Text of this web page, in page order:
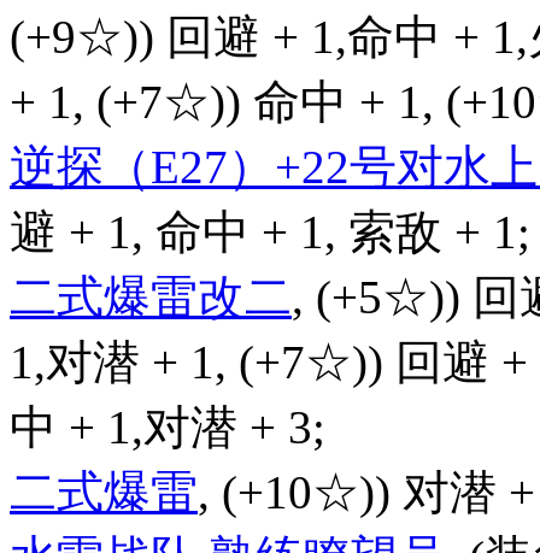
(+9☆)) 回避 + 1,命中 +
+ 1, (+7☆)) 命中 + 1,
逆探（E27）+22号对水
避 + 1, 命中 + 1, 索敌 + 1;
二式爆雷改二, (+5☆)) 回
1,对潜 + 1, (+7☆)) 回避
中 + 1,对潜 + 3;
二式爆雷, (+10☆)) 对潜